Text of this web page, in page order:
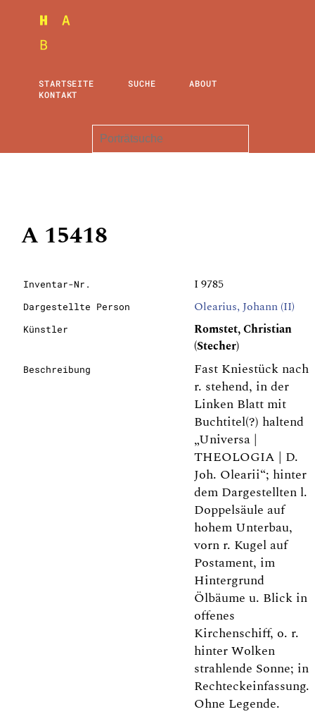
STARTSEITE SUCHE
ABOUT
KONTAKT
A 15418
Inventar-Nr. I 9785
Dargestellte Person Olearius, Johann (II)
Künstler
Romstet, Christian
(Stecher)
Beschreibung
Fast Kniestück nach
r. stehend, in der
Linken Blatt mit
Buchtitel(?) haltend
„Universa |
THEOLOGIA | D.
Joh. Olearii“; hinter
dem Dargestellten l.
Doppelsäule auf
hohem Unterbau,
vorn r. Kugel auf
Postament, im
Hintergrund
Ölbäume u. Blick in
offenes
Kirchenschiff, o. r.
hinter Wolken
strahlende Sonne; in
Rechteckeinfassung.
Ohne Legende.